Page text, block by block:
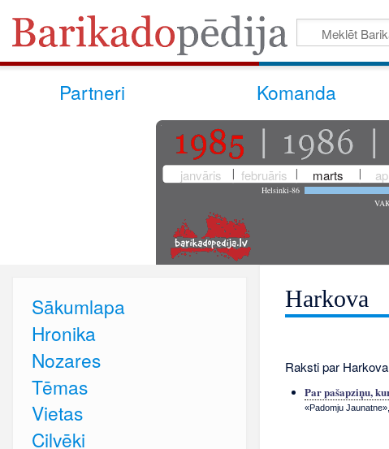
Partneri Komanda
janvāris februāris marts
Helsinki-86
Harkova
Raksti par Harkova
Par pašapziņu,
«Padomju
Sākumlapa
Hronika
Nozares
Tēmas
Vietas
Cilvēki